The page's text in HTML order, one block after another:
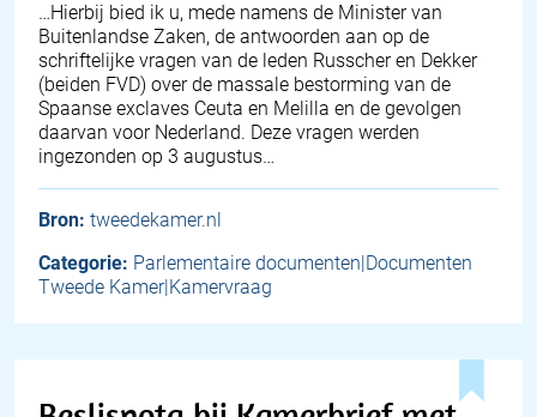
… Hierbij bied ik u, mede namens de Minister van
Buitenlandse Zaken, de antwoorden aan op de
schriftelijke vragen van de leden Russcher en Dekker
(beiden FVD) over de massale bestorming van de
Spaanse exclaves Ceuta en Melilla en de gevolgen
daarvan voor Nederland. Deze vragen werden
ingezonden op 3 augustus…
Bron: tweedekamer.nl
Categorie: Parlementaire documenten|Documenten
Tweede Kamer|Kamervraag